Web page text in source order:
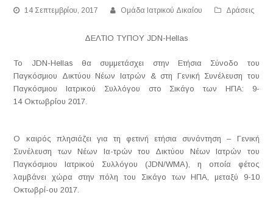
14 Σεπτεμβρίου, 2017 Ομάδα Ιατρικού Δικαίου Δράσεις
ΔΕΛΤΙΟ ΤΥΠΟΥ JDN-Hellas
Το JDN-Hellas θα συμμετάσχει στην Ετήσια Σύνοδο του
Παγκόσμιου Δικτύου Νέων Ιατρών & στη Γενική Συνέλευση του
Παγκόσμιου Ιατρικού Συλλόγου στο Σικάγο των ΗΠΑ: 9-
14 Οκτωβρίου 2017.
Ο καιρός πλησιάζει για τη φετινή ετήσια συνάντηση – Γενική
Συνέλευση των Νέων Ια-τρών του Δικτύου Νέων Ιατρών του
Παγκόσμιου Ιατρικού Συλλόγου (JDN/WMA), η οποία φέτος
λαμβάνει χώρα στην πόλη του Σικάγο των ΗΠΑ, μεταξύ 9-10
Οκτωβρί-ου 2017.